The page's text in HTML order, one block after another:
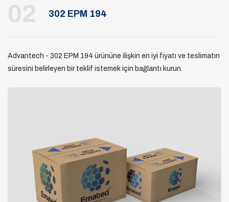
02 302 EPM 194
Advantech - 302 EPM 194 ürününe ilişkin en iyi fiyatı ve teslimatın
süresini belirleyen bir teklif istemek için bağlantı kurun.